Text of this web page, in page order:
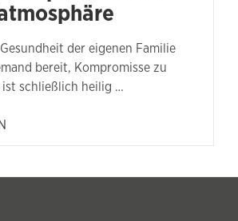
der eigenen Familie
bereit, Kompromisse zu
ist schließlich heilig …